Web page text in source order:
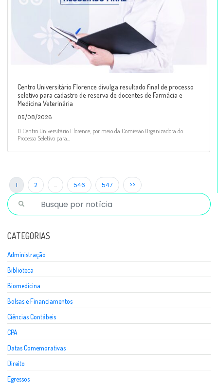
Centro Universitário Florence divulga resultado final de processo
seletivo para cadastro de reserva de docentes de Farmácia e
Medicina Veterinária
05/08/2026
O Centro Universitário Florence, por meio da Comissão Organizadora do
Processo Seletivo para...
1 2 … 546 547 >>
CATEGORIAS
Administração
Biblioteca
Biomedicina
Bolsas e Financiamentos
Ciências Contábeis
CPA
Datas Comemorativas
Direito
Egressos